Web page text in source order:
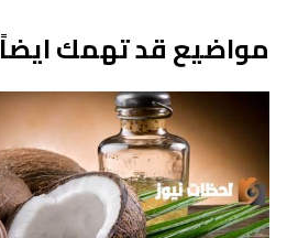
مواضيع قد تهمك ايضاً